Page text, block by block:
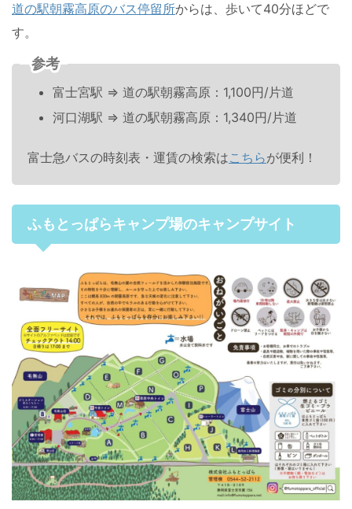
道の駅朝霧高原のバス停留所からは、歩いて40分ほどで
す。
参考
富士宮駅 ⇒ 道の駅朝霧高原：1,100円/片道
河口湖駅 ⇒ 道の駅朝霧高原：1,340円/片道
富士急バスの時刻表・運賃の検索はこちらが便利！
ふもとっぱらキャンプ場のキャンプサイト